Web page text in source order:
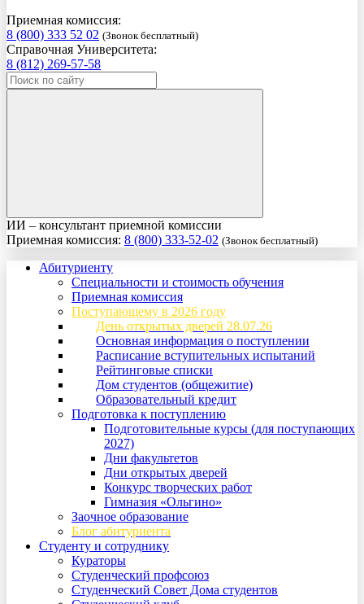
Приемная комиссия:
8 (800) 333 52 02 (Звонок бесплатный)
Справочная Университета:
8 (812) 269-57-58
ИИ – консультант приемной комиссии
Приемная комиссия: 8 (800) 333-52-02 (Звонок бесплатный)
Абитуриенту
Специальности и стоимость обучения
Приемная комиссия
Поступающему в 2026 году
День открытых дверей 28.07.26
Основная информация о поступлении
Расписание вступительных испытаний
Рейтинговые списки
Дом студентов (общежитие)
Образовательный кредит
Подготовка к поступлению
Подготовительные курсы (для поступающих
2027)
Дни факультетов
Дни открытых дверей
Конкурс творческих работ
Гимназия «Ольгино»
Заочное образование
Блог абитуриента
Студенту и сотруднику
Кураторы
Студенческий профсоюз
Студенческий Совет Дома студентов